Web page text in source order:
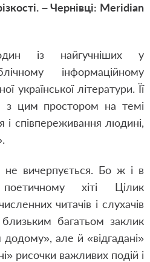
– Чернівці: Meridian
із найгучніших у
інформаційному
української літератури. Її
з цим простором на темі
і співпереживання людині,
вичерпується. Бо ж і в
хіті Цілик
читачів і слухачів
багатьом заклик
але й «відгадані»
рисочки важливих подій і